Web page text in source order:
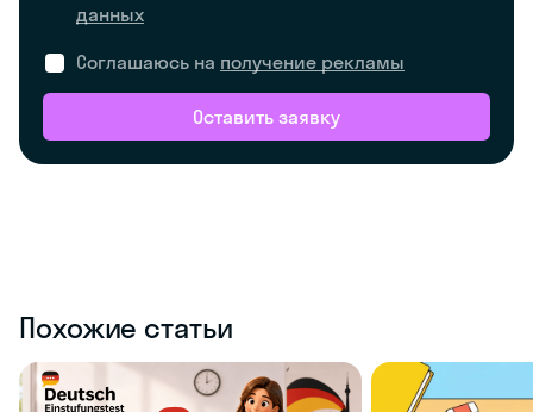
данных
Соглашаюсь на получение рекламы
Оставить заявку
Похожие статьи